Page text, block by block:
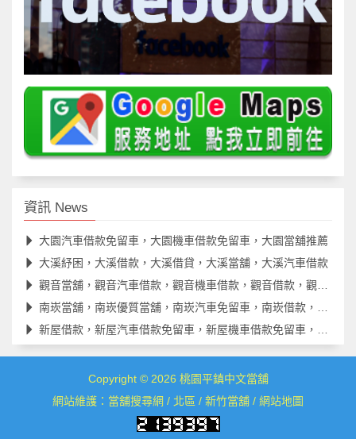
資訊 News
大園汽車借款免留車，大園機車借款免留車，大園當舖推薦
大溪紓困，大溪借款，大溪借貸，大溪當舖，大溪汽車借款
觀音當舖，觀音汽車借款，觀音機車借款，觀音借款，觀音借錢
南崁當舖，南崁優質當舖，南崁汽車免留車，南崁借款，南崁借貸
新屋借款，新屋汽車借款免留車，新屋機車借款免留車，新屋借款
Copyright © 2026 桃園平鎮中文當舖
網站維護： 當舖搜尋網 / 北區 / 新竹當舖 / 網站地圖